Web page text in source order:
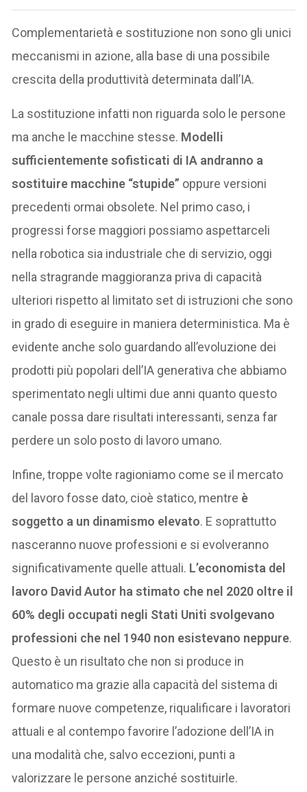
Complementarietà e sostituzione non sono gli unici
meccanismi in azione, alla base di una possibile
crescita della produttività determinata dall’IA.
La sostituzione infatti non riguarda solo le persone
ma anche le macchine stesse. Modelli
sufficientemente sofisticati di IA andranno a
sostituire macchine “stupide” oppure versioni
precedenti ormai obsolete. Nel primo caso, i
progressi forse maggiori possiamo aspettarceli
nella robotica sia industriale che di servizio, oggi
nella stragrande maggioranza priva di capacità
ulteriori rispetto al limitato set di istruzioni che sono
in grado di eseguire in maniera deterministica. Ma è
evidente anche solo guardando all’evoluzione dei
prodotti più popolari dell’IA generativa che abbiamo
sperimentato negli ultimi due anni quanto questo
canale possa dare risultati interessanti, senza far
perdere un solo posto di lavoro umano.
Infine, troppe volte ragioniamo come se il mercato
del lavoro fosse dato, cioè statico, mentre è
soggetto a un dinamismo elevato. E soprattutto
nasceranno nuove professioni e si evolveranno
significativamente quelle attuali. L’economista del
lavoro David Autor ha stimato che nel 2020 oltre il
60% degli occupati negli Stati Uniti svolgevano
professioni che nel 1940 non esistevano neppure.
Questo è un risultato che non si produce in
automatico ma grazie alla capacità del sistema di
formare nuove competenze, riqualificare i lavoratori
attuali e al contempo favorire l’adozione dell’IA in
una modalità che, salvo eccezioni, punti a
valorizzare le persone anziché sostituirle.